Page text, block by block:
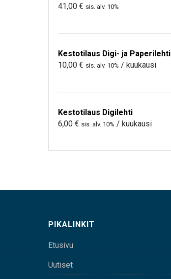
41,00 € sis. alv. 10%
Kestotilaus Digi- ja Paperilehti
10,00 € sis. alv. 10% / kuukausi
Kestotilaus Digilehti
6,00 € sis. alv. 10% / kuukausi
PIKALINKIT
Etusivu
Uutiset